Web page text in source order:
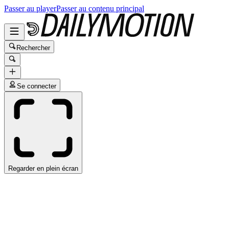
Passer au playerPasser au contenu principal
Rechercher
Se connecter
Regarder en plein écran